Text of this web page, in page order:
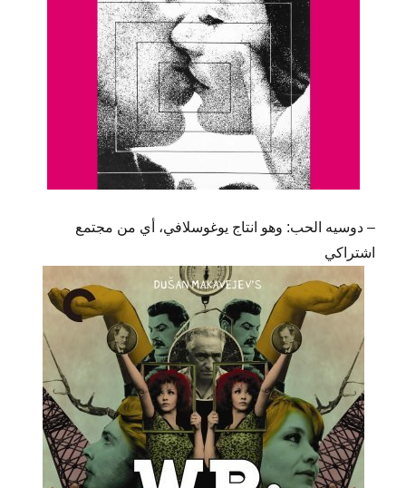
– دوسيه الحب: وهو انتاج يوغوسلافي، أي من مجتمع
اشتراكي